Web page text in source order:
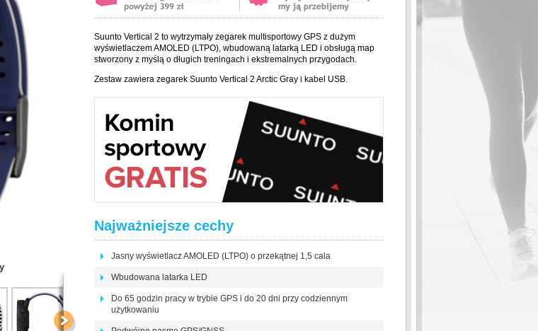
Suunto Vertical 2 to wytrzymały zegarek multisportowy GPS z dużym
wyświetlaczem AMOLED (LTPO), wbudowaną latarką LED i obsługą map
stworzony z myślą o długich treningach i ekstremalnych przygodach.
Zestaw zawiera zegarek Suunto Vertical 2 Arctic Gray i kabel USB.
Najważniejsze cechy
Jasny wyświetlacz AMOLED (LTPO) o przekątnej 1,5 cala
Wbudowana latarka LED
Do 65 godzin pracy w trybie GPS i do 20 dni przy codziennym
użytkowaniu